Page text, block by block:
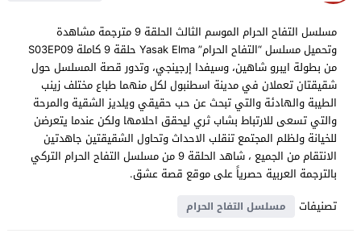
مسلسل التفاح الحرام الموسم الثالث الحلقة 9 مترجمة مشاهدة
وتحميل مسلسل “التفاح الحرام” Yasak Elma حلقة 9 كاملة S03EP09
من بطولة ايبرو شاهين، وسيفدا إرجينجي، وتدور قصة المسلسل حول
شقيقتان تعملان في مدينة اسطنبول لكل منهما طباع مختلف زينب
الطيبة والهادئة والتي تبحث عن حب حقيقي ويلديز الشقية والمرحة
والتي تسعى للارتباط بشاب ثري ليحقق احلامها ولكن عندما يتعرضن
للخيانة ولظلم المجتمع تنقلب الاحداث وتحاول الشقيقتين جاهدتين
الانتقام من الجميع ، شاهد الحلقة 9 من مسلسل التفاح الحرام التركي
بالترجمة العربية حصرياً على موقع قصة عشق.
تصنيفات
مسلسل التفاح الحرام